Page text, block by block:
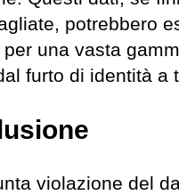
potrebbero
una vasta
furto di identità a
violazione del